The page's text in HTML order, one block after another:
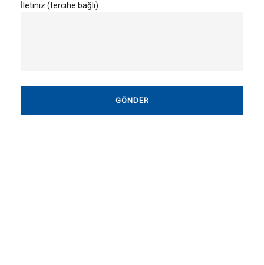
İletiniz (tercihe bağlı)